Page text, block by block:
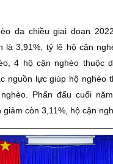
đa chiều giai đoạn
là 3,91%, tỷ lệ hộ cận
4 hộ cận nghèo thuộc
nguồn lực giúp hộ nghèo
Phấn đấu cuối
còn 3,11%, hộ cận